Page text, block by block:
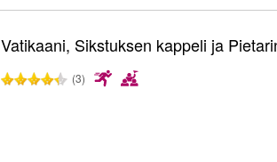
Vatikaani, Sikstuksen kappeli ja
(3)